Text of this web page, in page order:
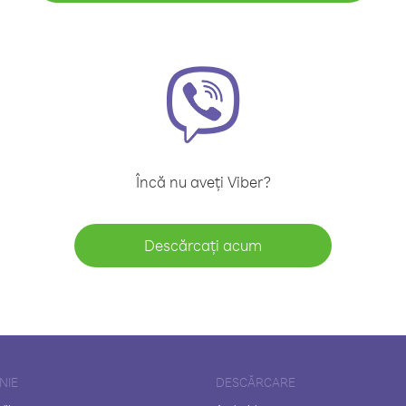
Încă nu aveți Viber?
Descărcați acum
DESCĂRCARE